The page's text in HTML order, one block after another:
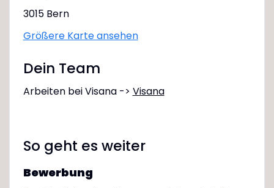
3015 Bern
Größere Karte ansehen
Dein Team
Arbeiten bei Visana -> Visana
So geht es weiter
Bewerbung